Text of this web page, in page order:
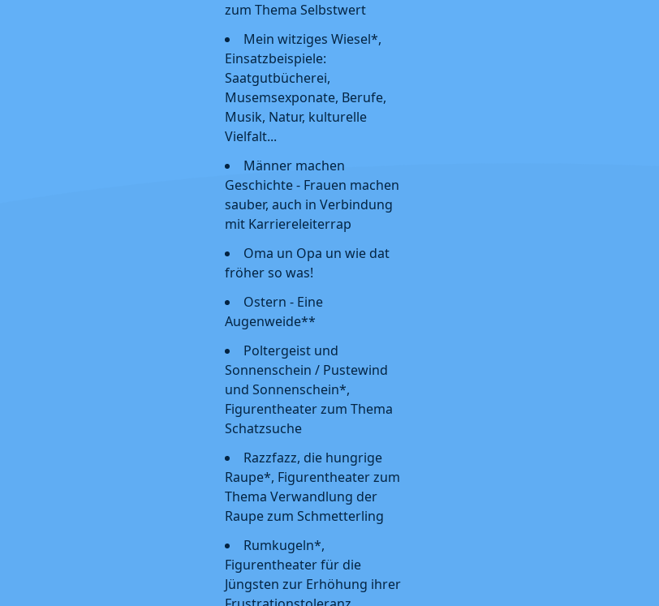
zum Thema Selbstwert
Mein witziges Wiesel*,
Einsatzbeispiele:
Saatgutbücherei,
Musemsexponate, Berufe,
Musik, Natur, kulturelle
Vielfalt...
Männer machen
Geschichte - Frauen machen
sauber, auch in Verbindung
mit Karriereleiterrap
Oma un Opa un wie dat
fröher so was!
Ostern - Eine
Augenweide**
Poltergeist und
Sonnenschein / Pustewind
und Sonnenschein*,
Figurentheater zum Thema
Schatzsuche
Razzfazz, die hungrige
Raupe*, Figurentheater zum
Thema Verwandlung der
Raupe zum Schmetterling
Rumkugeln*,
Figurentheater für die
Jüngsten zur Erhöhung ihrer